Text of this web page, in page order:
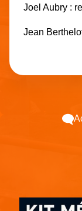
Joel Aubry :
Jean